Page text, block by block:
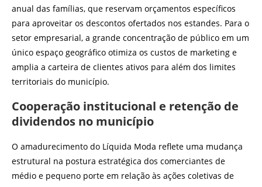
anual das famílias, que reservam orçamentos específicos
para aproveitar os descontos ofertados nos estandes. Para o
setor empresarial, a grande concentração de público em um
único espaço geográfico otimiza os custos de marketing e
amplia a carteira de clientes ativos para além dos limites
territoriais do município.
Cooperação institucional e retenção de
dividendos no município
O amadurecimento do Líquida Moda reflete uma mudança
estrutural na postura estratégica dos comerciantes de
médio e pequeno porte em relação às ações coletivas de